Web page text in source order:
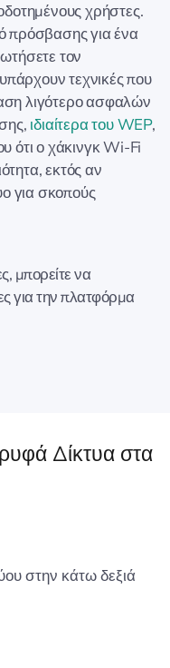
χρήστες.
πρόσβασης για ένα
τον
τεχνικές που
λιγότερο ασφαλών
ιδιαίτερα του WEP,
ότι ο χάκινγκ Wi-Fi
εκτός αν
για σκοπούς
μπορείτε να
για την πλατφόρμα
Δίκτυα στα
στην κάτω δεξιά